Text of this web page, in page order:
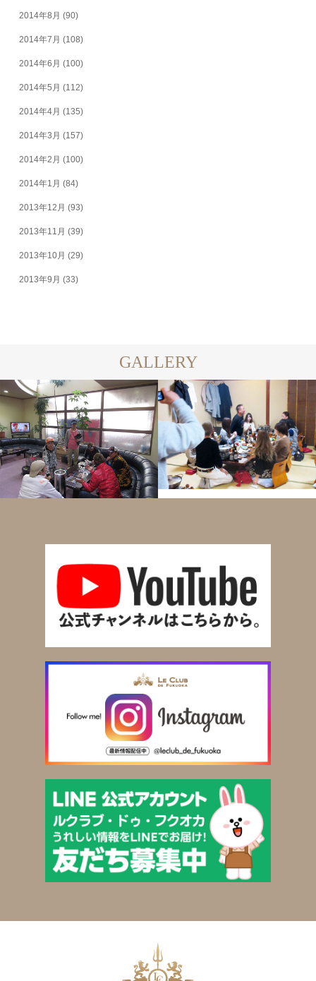
2014年8月 (90)
2014年7月 (108)
2014年6月 (100)
2014年5月 (112)
2014年4月 (135)
2014年3月 (157)
2014年2月 (100)
2014年1月 (84)
2013年12月 (93)
2013年11月 (39)
2013年10月 (29)
2013年9月 (33)
GALLERY